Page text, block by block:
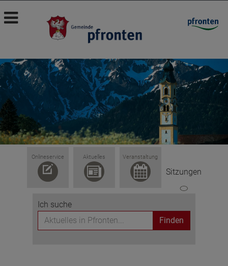
Onlineservice Aktuelles Veranstaltung
Sitzungen
Ich suche
Finden